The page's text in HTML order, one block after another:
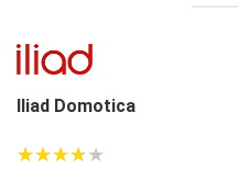
Iliad Domotica
★★★★★
★★★★★